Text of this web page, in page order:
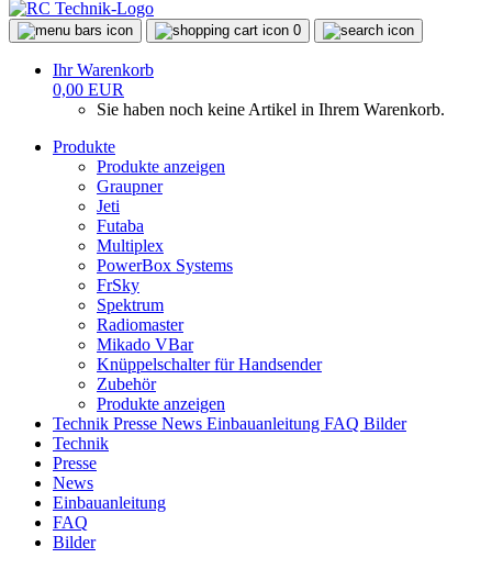
0
Ihr Warenkorb
0,00 EUR
Sie haben noch keine Artikel in Ihrem Warenkorb.
Produkte
Produkte anzeigen
Graupner
Jeti
Futaba
Multiplex
PowerBox Systems
FrSky
Spektrum
Radiomaster
Mikado VBar
Knüppelschalter für Handsender
Zubehör
Produkte anzeigen
Technik Presse News Einbauanleitung FAQ Bilder
Technik
Presse
News
Einbauanleitung
FAQ
Bilder